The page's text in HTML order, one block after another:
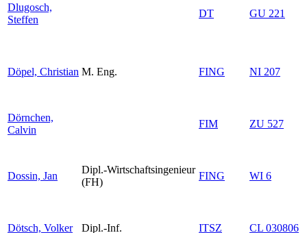
Dlugosch,
Steffen
DT GU 221
Döpel, Christian M. Eng. FING NI 207
Dörnchen,
Calvin
FIM ZU 527
Dossin, Jan
Dipl.-Wirtschaftsingenieur
(FH)
FING WI 6
Dötsch, Volker Dipl.-Inf. ITSZ CL 030806